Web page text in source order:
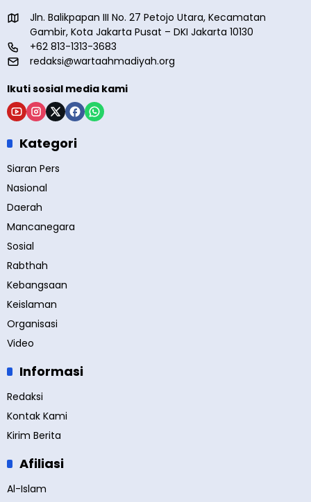
Jln. Balikpapan III No. 27 Petojo Utara, Kecamatan
Gambir, Kota Jakarta Pusat – DKI Jakarta 10130
+62 813-1313-3683
redaksi@wartaahmadiyah.org
Ikuti sosial media kami
Kategori
Siaran Pers
Nasional
Daerah
Mancanegara
Sosial
Rabthah
Kebangsaan
Keislaman
Organisasi
Video
Informasi
Redaksi
Kontak Kami
Kirim Berita
Afiliasi
Al-Islam